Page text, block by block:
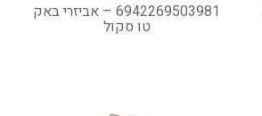
6942269503981 – אביזרי באק
טו סקול